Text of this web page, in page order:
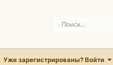
Уже зарегистрированы? Войти